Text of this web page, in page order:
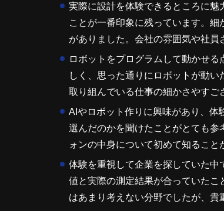
実際に設計を体験できるところに
ことが一番印象に残っています。
がありました。会社の雰囲気や社員
ロボットをプログラムして動かせ
しく、思った通りにロボットが動
取り組んでいる仕事の細かさやすご
AIやロボット作りに興味があり、体
選んだのかを聞けたことがとても
ォンの中身について初めて知ること
体験を重視して企業を探していた
値と実際の測定結果が合っていた
はあまり考えない分野でしたが、貴